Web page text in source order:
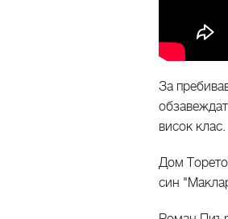
За
висок клас.
Дом
син